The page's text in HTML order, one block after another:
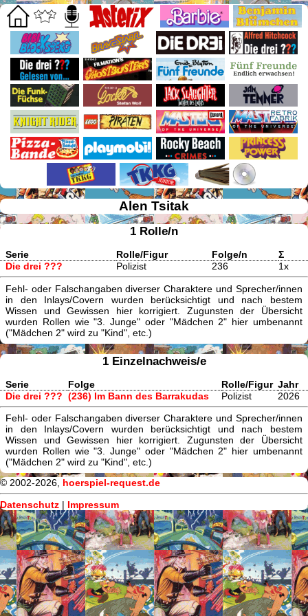
Alen Tsitak
1 Rolle/n
Serie Rolle/Figur Folge/n
Σ
Die drei ???
Polizist 236 1x
Fehl- oder Falschangaben diverser Charaktere und Sprecher/innen
in den Inlays/Covern wurden berücksichtigt und nach bestem
Wissen und Gewissen hier korrigiert. Zugunsten der Übersicht
wurden Rollen wie "3. Junge" oder "Mädchen 2" hier umbenannt
("Mädchen 2" wird zu "Kind", etc.)
1 Einzelnachweis/e
Serie Folge Rolle/Figur Jahr
Die drei ??? (236) Im Bann des Barrakudas Polizist 2026
Fehl- oder Falschangaben diverser Charaktere und Sprecher/innen
in den Inlays/Covern wurden berücksichtigt und nach bestem
Wissen und Gewissen hier korrigiert. Zugunsten der Übersicht
wurden Rollen wie "3. Junge" oder "Mädchen 2" hier umbenannt
("Mädchen 2" wird zu "Kind", etc.)
© 2002-2026, hoerspiel-request.de
Datenschutz | Impressum